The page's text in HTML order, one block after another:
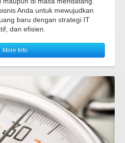
Anda untuk mewujudkan
baru dengan strategi IT
dan efisien.
More Info